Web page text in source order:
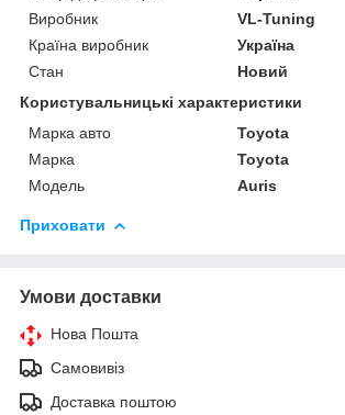
Виробник
VL-Tuning
Країна виробник
Україна
Стан
Новий
Користувальницькі характеристики
Марка авто
Toyota
Марка
Toyota
Модель
Auris
Приховати
Умови доставки
Нова Пошта
Самовивіз
Доставка поштою